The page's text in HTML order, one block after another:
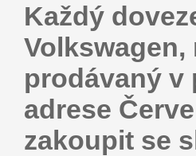
Každý
Volkswagen,
prodávaný v
adrese
zakoupit se